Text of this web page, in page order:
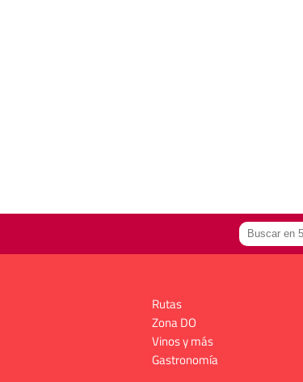
Rutas
Zona DO
Vinos y más
Gastronomía